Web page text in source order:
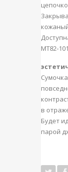
MT82-
в
Будет
парой